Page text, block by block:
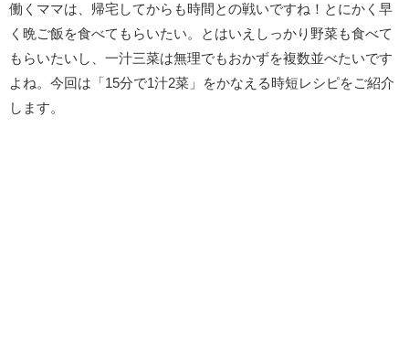
働くママは、帰宅してからも時間との戦いですね！とにかく早
く晩ご飯を食べてもらいたい。とはいえしっかり野菜も食べて
もらいたいし、一汁三菜は無理でもおかずを複数並べたいです
よね。今回は「15分で1汁2菜」をかなえる時短レシピをご紹介
します。